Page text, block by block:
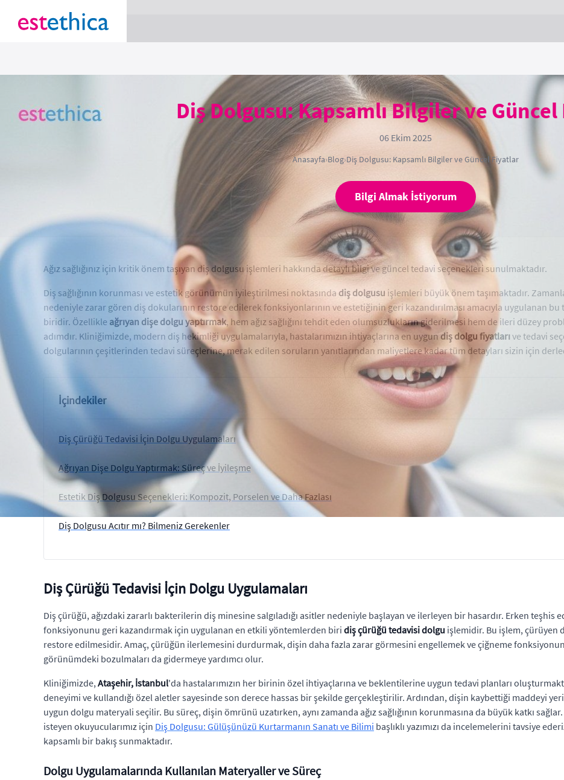
Diş Dolgusu: Kapsamlı Bilgiler ve
06 Ekim 2025
Anasayfa›Blog›Diş Dolgusu: Kapsamlı Bilgiler ve Güncel Fiyatlar
Bilgi Almak İstiyorum
Ağız sağlığınız için kritik önem taşıyan diş dolgusu işlemleri hakkında detaylı bilgi ve güncel tedavi seçenekleri sunulmaktadır.
Diş sağlığının korunması ve estetik görünümün iyileştirilmesi noktasında diş dolgusu işlemleri büyük önem taşımaktadır.
nedeniyle zarar gören diş dokularının restore edilerek fonksiyonlarının ve estetiğinin geri kazandırılması amacıyla uygulanan bu
biridir. Özellikle ağrıyan dişe dolgu yaptırmak, hem ağız sağlığını tehdit eden olumsuzlukların giderilmesi hem de ileri düzey
adımdır. Kliniğimizde, modern diş hekimliği uygulamalarıyla, hastalarımızın ihtiyaçlarına en uygun diş dolgu fiyatları ve tedavi
dolgularının çeşitlerinden tedavi süreçlerine, merak edilen soruların yanıtlarından maliyetlere kadar tüm detayları sizin için
İçindekiler
Diş Çürüğü Tedavisi İçin Dolgu Uygulamaları
Ağrıyan Dişe Dolgu Yaptırmak: Süreç ve İyileşme
Estetik Diş Dolgusu Seçenekleri: Kompozit, Porselen ve Daha Fazlası
Diş Dolgusu Acıtır mı? Bilmeniz Gerekenler
Diş Çürüğü Tedavisi İçin Dolgu Uygulamaları
Diş çürüğü, ağızdaki zararlı bakterilerin diş minesine salgıladığı asitler nedeniyle başlayan ve ilerleyen bir hasardır. Erken teşhis
fonksiyonunu geri kazandırmak için uygulanan en etkili yöntemlerden biri diş çürüğü tedavisi dolgu işlemidir. Bu işlem,
restore edilmesidir. Amaç, çürüğün ilerlemesini durdurmak, dişin daha fazla zarar görmesini engellemek ve çiğneme
görünümdeki bozulmaları da gidermeye yardımcı olur.
Kliniğimizde,Ataşehir, İstanbul'da hastalarımızın her birinin özel ihtiyaçlarına ve beklentilerine uygun tedavi planları
deneyimi ve kullandığı özel aletler sayesinde son derece hassas bir şekilde gerçekleştirilir. Ardından, dişin kaybettiği maddeyi
uygun dolgu materyali seçilir. Bu süreç, dişin ömrünü uzatırken, aynı zamanda ağız sağlığının korunmasına da büyük katkı
isteyen okuyucularımız için Diş Dolgusu: Gülüşünüzü Kurtarmanın Sanatı ve Bilimi başlıklı yazımızı da incelemelerini tavsiye
kapsamlı bir bakış sunmaktadır.
Dolgu Uygulamalarında Kullanılan Materyaller ve Süreç